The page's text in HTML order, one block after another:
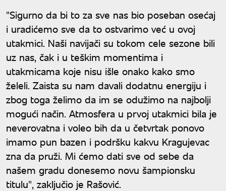
"Sigurno da bi to za sve nas bio poseban osećaj
i uradićemo sve da to ostvarimo već u ovoj
utakmici. Naši navijači su tokom cele sezone bili
uz nas, čak i u teškim momentima i
utakmicama koje nisu išle onako kako smo
želeli. Zaista su nam davali dodatnu energiju i
zbog toga želimo da im se odužimo na najbolji
mogući način. Atmosfera u prvoj utakmici bila je
neverovatna i voleo bih da u četvrtak ponovo
imamo pun bazen i podršku kakvu Kragujevac
zna da pruži. Mi ćemo dati sve od sebe da
našem gradu donesemo novu šampionsku
titulu", zaključio je Rašović.